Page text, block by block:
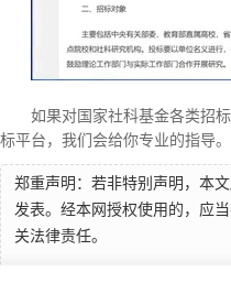
如果对国家社科基金各类招
标平台，我们会给你专业的指导。
郑重声明：若非特别声明，本
发表。经本网授权使用的，应
关法律责任。